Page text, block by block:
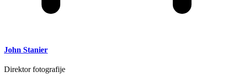
John Stanier
Direktor fotografije